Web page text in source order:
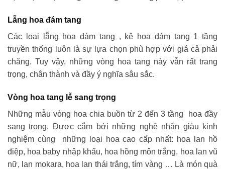
Lẵng hoa đám tang
Các loại lẵng hoa đám tang , kệ hoa đám tang 1 tầng
truyền thống luôn là sự lựa chọn phù hợp với giá cả phải
chăng. Tuy vậy, những vòng hoa tang này vẫn rất trang
trọng, chân thành và đầy ý nghĩa sâu sắc.
Vòng hoa tang lễ sang trọng
Những mẫu vòng hoa chia buồn từ 2 đến 3 tầng hoa đầy
sang trọng. Được cắm bởi những nghệ nhân giàu kinh
nghiệm cùng những loại hoa cao cấp nhất: hoa lan hồ
điệp, hoa baby nhập khẩu, hoa hồng môn trắng, hoa lan vũ
nữ, lan mokara, hoa lan thái trắng, tím vàng … Là món quà